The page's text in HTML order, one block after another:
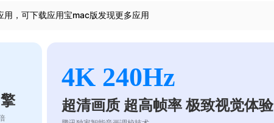
用，可下载应用宝mac版发现更多应用
4K 240Hz
超清画质 超高帧率 极致视觉体验